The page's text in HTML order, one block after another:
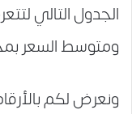
الجدول التالي
ومتوسط السعر
ونعرض لكم